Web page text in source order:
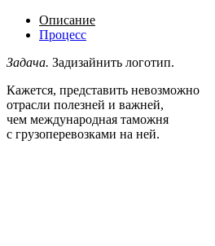
Описание
Процесс
Задача. Задизайнить логотип.
Кажется, представить невозможно
отрасли полезней и важней,
чем международная таможня
с грузоперевозками на ней.